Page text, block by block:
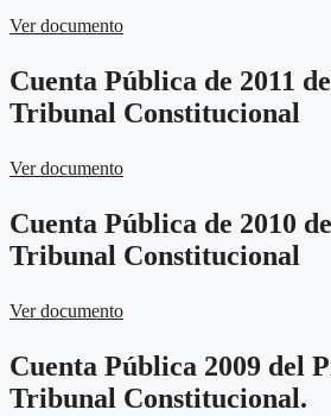
Ver documento
Cuenta Pública de 2011
Tribunal Constitucional
Ver documento
Cuenta Pública de 2010
Tribunal Constitucional
Ver documento
Cuenta Pública 2009 del
Tribunal Constitucional.